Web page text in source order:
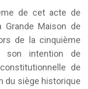
de cet acte de
Grande Maison de
de la cinquième
son intention de
de
du siège historique